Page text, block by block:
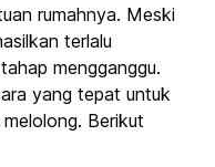
rumahnya. Meski
terlalu
mengganggu.
yang tepat untuk
Berikut